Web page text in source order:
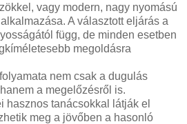
vagy modern, nagy nyomású
A választott eljárás a
függ, de minden esetben
megoldásra
nem csak a dugulás
a megelőzésről is.
hasznos tanácsokkal látják el
meg a jövőben a hasonló